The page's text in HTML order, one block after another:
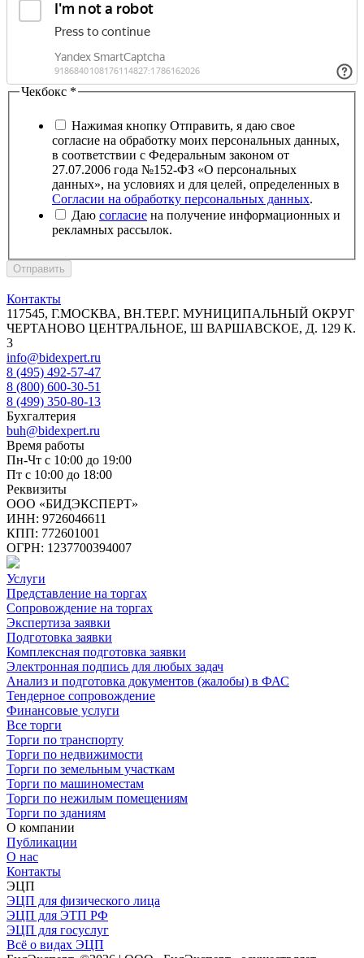
Чекбокс *
Нажимая кнопку Отправить, я даю свое
согласие на обработку моих персональных данных,
в соответствии с Федеральным законом от
27.07.2006 года №152-ФЗ «О персональных
данных», на условиях и для целей, определенных в
Согласии на обработку персональных данных.
Даю согласие на получение информационных и
рекламных рассылок.
Отправить
Контакты
117545, Г.МОСКВА, ВН.ТЕР.Г. МУНИЦИПАЛЬНЫЙ ОКРУГ
ЧЕРТАНОВО ЦЕНТРАЛЬНОЕ, Ш ВАРШАВСКОЕ, Д. 129 К.
3
info@bidexpert.ru
8 (495) 492-57-47
8 (800) 600-30-51
8 (499) 350-80-13
Бухгалтерия
buh@bidexpert.ru
Время работы
Пн-Чт с 10:00 до 19:00
Пт с 10:00 до 18:00
Реквизиты
ООО «БИДЭКСПЕРТ»
ИНН: 9726046611
КПП: 772601001
ОГРН: 1237700394007
Услуги
Представление на торгах
Сопровождение на торгах
Экспертиза заявки
Подготовка заявки
Комплексная подготовка заявки
Электронная подпись для любых задач
Анализ и подготовка документов (жалобы) в ФАС
Тендерное сопровождение
Финансовые услуги
Все торги
Торги по транспорту
Торги по недвижимости
Торги по земельным участкам
Торги по машиноместам
Торги по нежилым помещениям
Торги по зданиям
О компании
Публикации
О нас
Контакты
ЭЦП
ЭЦП для физического лица
ЭЦП для ЭТП РФ
ЭЦП для госуслуг
Всё о видах ЭЦП